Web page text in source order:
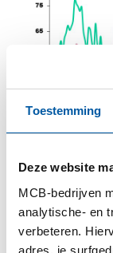
Toestemming
Deze website
MCB-bedrijven
analytische- en
verbeteren.
adres, je
Opmerking: de
verklaren met de
waaruit deze is